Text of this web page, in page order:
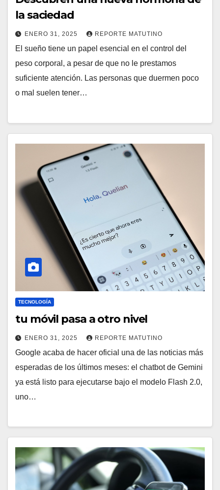
la saciedad
ENERO 31, 2025 REPORTE MATUTINO
El sueño tiene un papel esencial en el control del
peso corporal, a pesar de que no le prestamos
suficiente atención. Las personas que duermen poco
o mal suelen tener…
TECNOLOGÍA
tu móvil pasa a otro nivel
ENERO 31, 2025 REPORTE MATUTINO
Google acaba de hacer oficial una de las noticias más
esperadas de los últimos meses: el chatbot de Gemini
ya está listo para ejecutarse bajo el modelo Flash 2.0,
uno…